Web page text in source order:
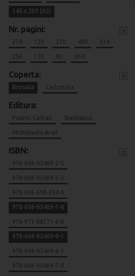
145 x 205 (A5)
Nr. pagini:
274 120 270 400 334
256 120 80 664
Coperta:
Brosata Cartonata
Editura:
Psalmii Cantati Stephanus
Multimedia Arad
ISBN:
978-606-95469-2-5
978-606-95469-3-2
978-606-698-054-8
978-606-95469-1-8
978-973-88771-6-0
978-606-95469-0-1
978-606-95469-6-3
978-606-95469-7-0